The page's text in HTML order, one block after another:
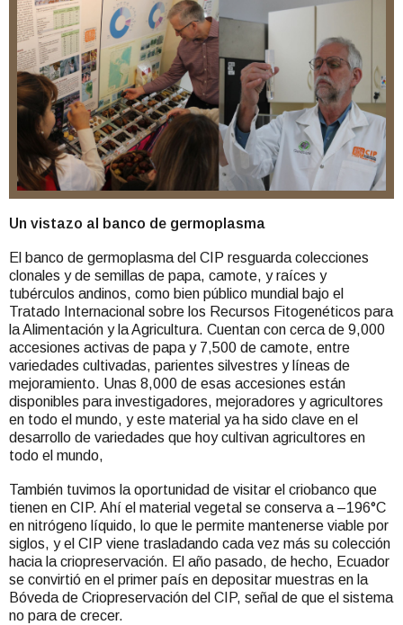
Un vistazo al banco de germoplasma
El banco de germoplasma del CIP resguarda colecciones
clonales y de semillas de papa, camote, y raíces y
tubérculos andinos, como bien público mundial bajo el
Tratado Internacional sobre los Recursos Fitogenéticos para
la Alimentación y la Agricultura. Cuentan con cerca de 9,000
accesiones activas de papa y 7,500 de camote, entre
variedades cultivadas, parientes silvestres y líneas de
mejoramiento. Unas 8,000 de esas accesiones están
disponibles para investigadores, mejoradores y agricultores
en todo el mundo, y este material ya ha sido clave en el
desarrollo de variedades que hoy cultivan agricultores en
todo el mundo,
También tuvimos la oportunidad de visitar el criobanco que
tienen en CIP. Ahí el material vegetal se conserva a –196°C
en nitrógeno líquido, lo que le permite mantenerse viable por
siglos, y el CIP viene trasladando cada vez más su colección
hacia la criopreservación. El año pasado, de hecho, Ecuador
se convirtió en el primer país en depositar muestras en la
Bóveda de Criopreservación del CIP, señal de que el sistema
no para de crecer.